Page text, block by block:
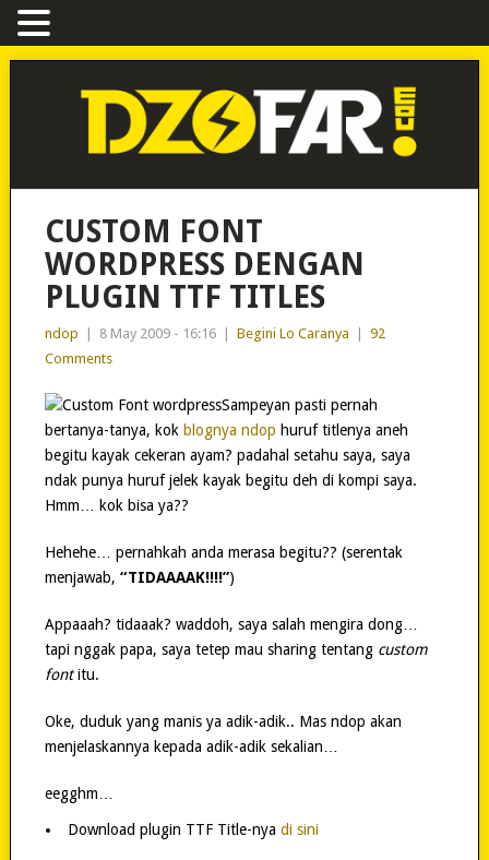
CUSTOM FONT
WORDPRESS DENGAN
PLUGIN TTF TITLES
ndop 8 May 2009 - 16:16 Begini Lo Caranya
92
Comments
Sampeyan pasti pernah
bertanya-tanya, kok blognya ndop huruf titlenya aneh
begitu kayak cekeran ayam? padahal setahu saya, saya
ndak punya huruf jelek kayak begitu deh di kompi saya.
Hmm… kok bisa ya??
Hehehe… pernahkah anda merasa begitu?? (serentak
menjawab, “TIDAAAAK!!!!”)
Appaaah? tidaaak? waddoh, saya salah mengira dong…
tapi nggak papa, saya tetep mau sharing tentang custom
fontitu.
Oke, duduk yang manis ya adik-adik.. Mas ndop akan
menjelaskannya kepada adik-adik sekalian…
eegghm…
Download plugin TTF Title-nyadi sini